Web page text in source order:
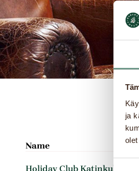
ja
Name
Holiday Club Katinkulta,